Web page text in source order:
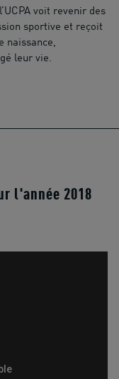
voit revenir des
sportive et reçoit
naissance,
leur vie.
l'année 2018